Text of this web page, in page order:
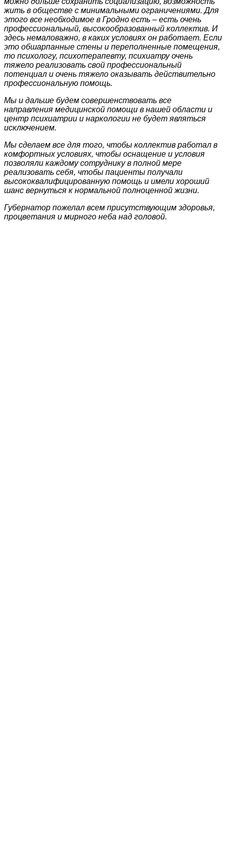
жить в обществе с минимальными ограничениями. Для
этого все необходимое в Гродно есть – есть очень
профессиональный, высокообразованный коллектив. И
здесь немаловажно, в каких условиях он работает. Если
это обшарпанные стены и переполненные помещения,
то психологу, психотерапевту, психиатру очень
тяжело реализовать свой профессиональный
потенциал и очень тяжело оказывать действительно
профессиональную помощь.
Мы и дальше будем совершенствовать все
направления медицинской помощи в нашей области и
центр психиатрии и наркологии не будет являться
исключением.
Мы сделаем все для того, чтобы коллектив работал в
комфортных условиях, чтобы оснащение и условия
позволяли каждому сотруднику в полной мере
реализовать себя, чтобы пациенты получали
высококвалифицированную помощь и имели хороший
шанс вернуться к нормальной полноценной жизни.
Губернатор пожелал всем присутствующим здоровья,
процветания и мирного неба над головой.